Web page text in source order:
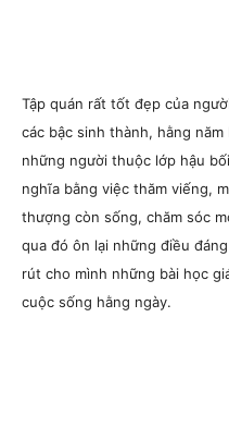
Tập quán rất tốt đẹp của
các bậc sinh thành, hằng
những người thuộc lớp hậu
nghĩa bằng việc thăm viếng,
thượng còn sống, chăm sóc
qua đó ôn lại những điều
rút cho mình những bài học
cuộc sống hằng ngày.